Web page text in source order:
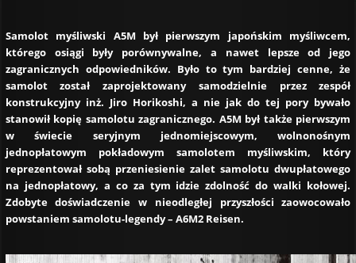
Samolot myśliwski A5M był pierwszym japońskim myśliwcem,
którego osiągi były porównywalne, a nawet lepsze od jego
zagranicznych odpowiedników. Było to tym bardziej cenne, że
samolot został zaprojektowany samodzielnie przez zespół
konstrukcyjny inż. Jiro Horikoshi, a nie jak do tej pory bywało
stanowił kopię samolotu zagranicznego. A5M był także pierwszym
w świecie seryjnym jednomiejscowym, wolnonośnym
jednopłatowym pokładowym samolotem myśliwskim, który
reprezentował sobą przeniesienie zalet samolotu dwupłatowego
na jednopłatowy, a co za tym idzie zdolność do walki kołowej.
Zdobyte doświadczenie w nieodległej przyszłości zaowocowało
powstaniem samolotu-legendy – A6M2 Reisen.